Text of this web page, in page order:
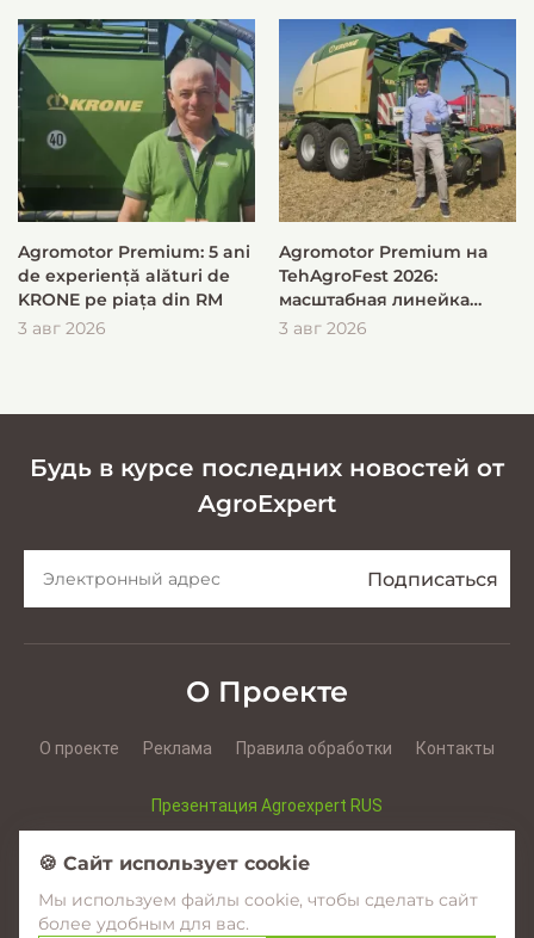
Agromotor Premium: 5 ani
de experiență alături de
KRONE pe piața din RM
3 авг 2026
Agromotor Premium на
TehAgroFest 2026:
масштабная линейка
KRONE для быстрой и
3 авг 2026
Будь в курсе последних новостей от
AgroExpert
О Проекте
О проекте Реклама Правила обработки Контакты
Презентация Agroexpert RUS
Facebook YouTube Instagram
🍪 Сайт использует cookie
Мы используем файлы cookie, чтобы сделать сайт
более удобным для вас.